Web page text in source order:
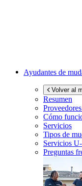
Ayudantes de
Volver al
Resumen
Cómo
Servicios
Tipos de
Servicios
Preguntas